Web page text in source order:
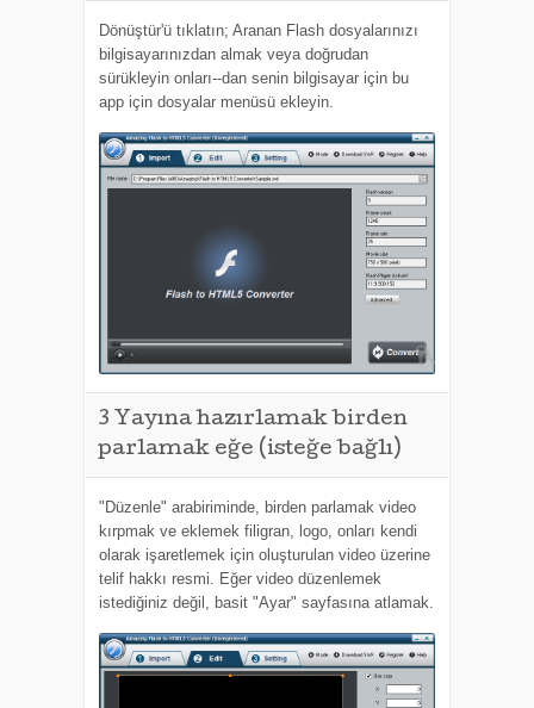
Dönüştür'ü tıklatın; Aranan Flash dosyalarınızı
bilgisayarınızdan almak veya doğrudan
sürükleyin onları--dan senin bilgisayar için bu
app için dosyalar menüsü ekleyin.
3 Yayına hazırlamak birden
parlamak eğe (isteğe bağlı)
"Düzenle" arabiriminde, birden parlamak video
kırpmak ve eklemek filigran, logo, onları kendi
olarak işaretlemek için oluşturulan video üzerine
telif hakkı resmi. Eğer video düzenlemek
istediğiniz değil, basit "Ayar" sayfasına atlamak.